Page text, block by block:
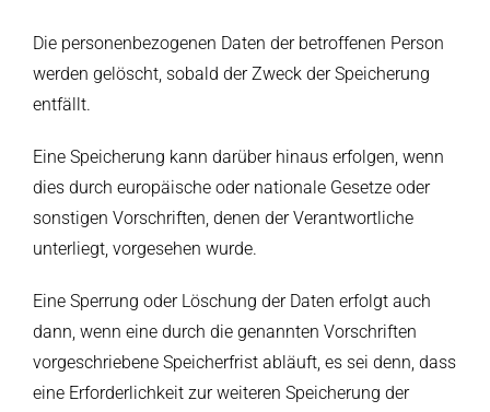
Die personenbezogenen Daten der betroffenen Person
werden gelöscht, sobald der Zweck der Speicherung
entfällt.
Eine Speicherung kann darüber hinaus erfolgen, wenn
dies durch europäische oder nationale Gesetze oder
sonstigen Vorschriften, denen der Verantwortliche
unterliegt, vorgesehen wurde.
Eine Sperrung oder Löschung der Daten erfolgt auch
dann, wenn eine durch die genannten Vorschriften
vorgeschriebene Speicherfrist abläuft, es sei denn, dass
eine Erforderlichkeit zur weiteren Speicherung der